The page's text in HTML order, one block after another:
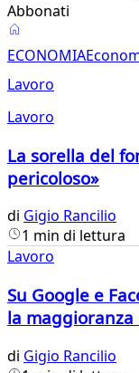
Abbonati
Economia
ECONOMIA
Lavoro
Lavoro
La sorella del
pericoloso»
di Gigio Rancilio
1 min di lettura
Lavoro
Su Google e
la
di Gigio Rancilio